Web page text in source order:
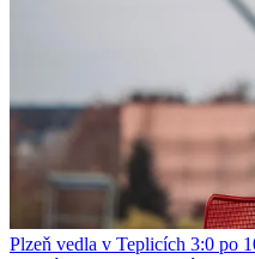
Plzeň vedla v Teplicích 3:0 po